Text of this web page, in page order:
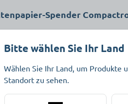
Spender
für hohe Frequenzen
Bitte wählen Sie Ihr Land
Wählen Sie Ihr Land, um Produkte
Standort zu sehen.